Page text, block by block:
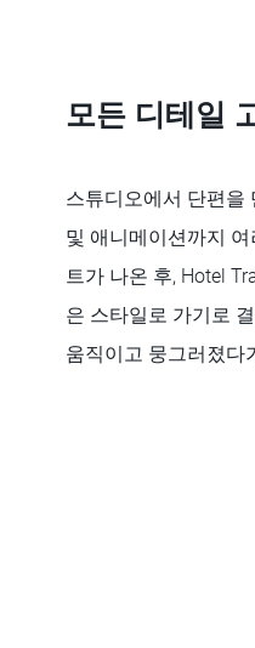
모든 디테일
스튜디오에서 단편을
및 애니메이션까지
트가 나온 후, Hotel
은 스타일로 가기로
움직이고 뭉그러졌다